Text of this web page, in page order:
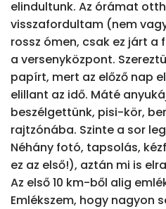
elindultunk. Az órámat
visszafordultam (nem
rossz ómen, csak ez járt a
a versenyközpont.
papírt, mert az előző nap
elillant az idő. Máté
beszélgettünk, pisi-kör,
rajtzónába. Szinte a sor
Néhány fotó, tapsolás,
ez az első!), aztán mi is
Az első 10 km-ből alig
Emlékszem, hogy nagyon